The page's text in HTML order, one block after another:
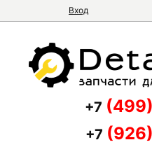
Вход
+7 (499)
+7 (926)